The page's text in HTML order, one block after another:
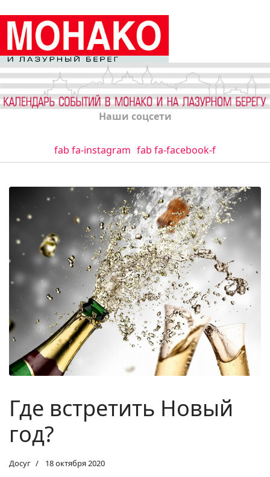
Наши соцсети
fab fa-instagram fab fa-facebook-f
Где встретить Новый
год?
Досуг 18 октября 2020